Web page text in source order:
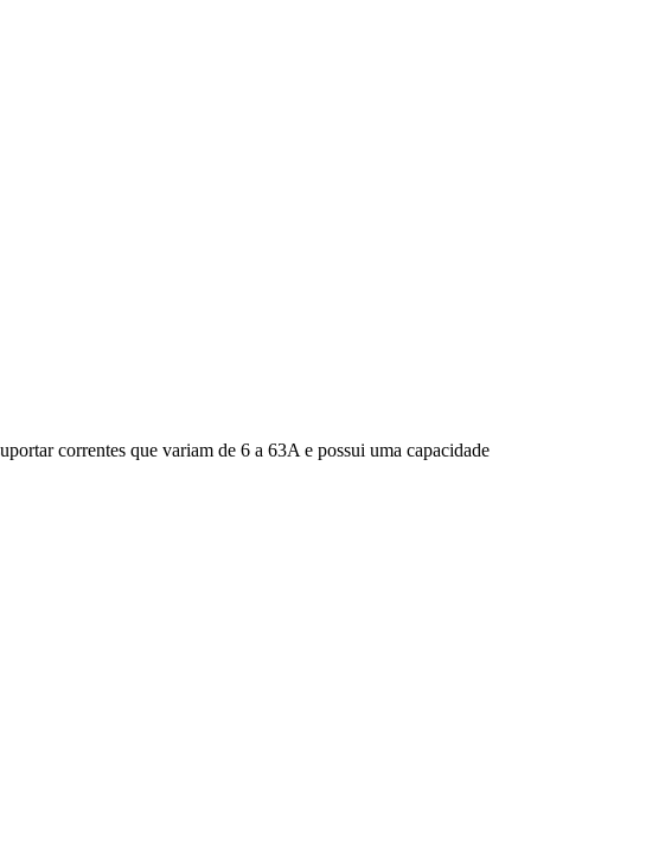
correntes que variam de 6 a 63A e possui uma capacidade